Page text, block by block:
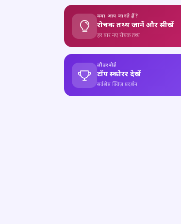
क्या आप जानते हैं?
रोचक तथ्य जानें और सीखें
हर बार नए रोचक तथ्य
लीडरबोर्ड
टॉप स्कोरर देखें
सर्वश्रेष्ठ क्विज़ प्रदर्शन